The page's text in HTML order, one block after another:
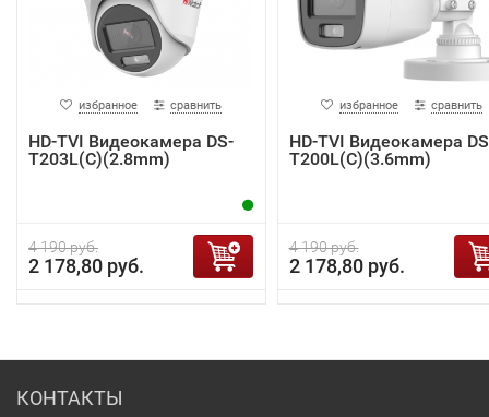
избранное сравнить
HD-TVI Видеокамера DS-
T203L(C)(2.8mm)
4 190 руб.
2 178,80 руб.
избранное сравнить
HD-TVI Видеокамера
T200L(C)(3.6mm)
4 190 руб.
2 178,80 руб.
КОНТАКТЫ